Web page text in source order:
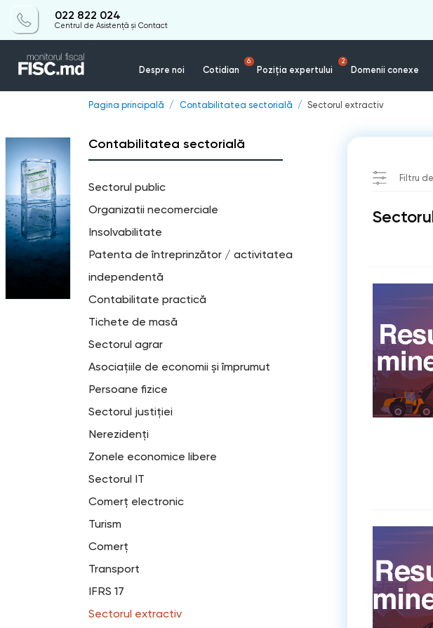
022 822 024
Centrul de Asistență și Contact
Despre noi Cotidian
6
Poziția expertului
2
Domenii conexe
Pagina principală Contabilitatea sectorială Sectorul extractiv
Contabilitatea sectorială
Sectorul public
Organizatii necomerciale
Insolvabilitate
Patenta de întreprinzător / activitatea
independentă
Contabilitate practică
Tichete de masă
Sectorul agrar
Asociațiile de economii și împrumut
Persoane fizice
Sectorul justiției
Nerezidenți
Zonele economice libere
Sectorul IT
Comerț electronic
Turism
Comerț
Transport
IFRS 17
Sectorul extractiv
Filtru